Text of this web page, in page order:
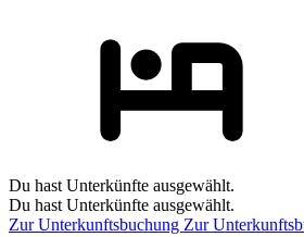
Du hast Unterkünfte ausgewählt.
Du hast Unterkünfte ausgewählt.
Zur Unterkunftsbuchung Zur